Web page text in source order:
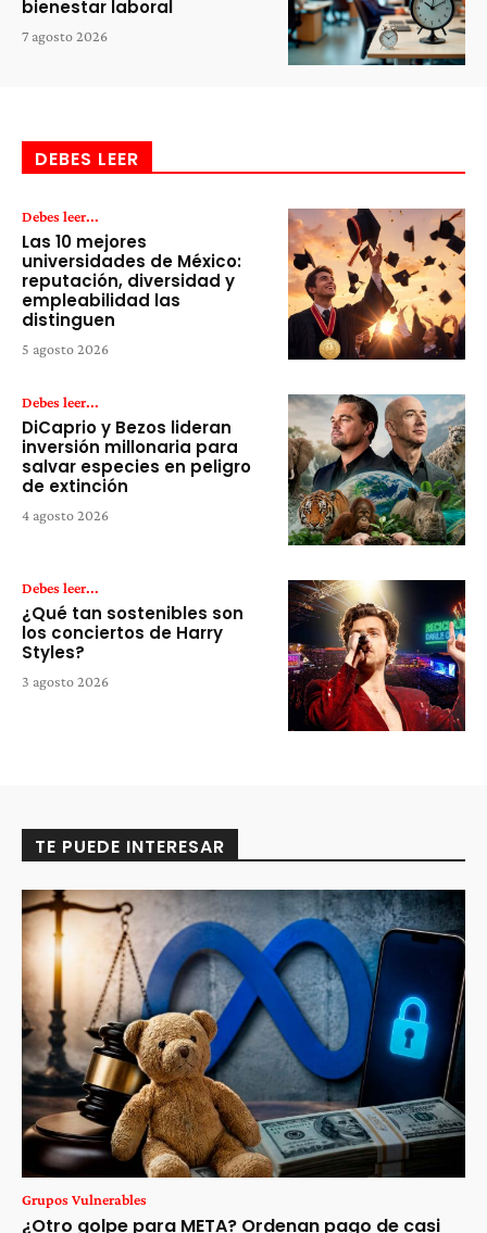
bienestar laboral
7 agosto 2026
DEBES LEER
Debes leer...
Las 10 mejores
universidades de México:
reputación, diversidad y
empleabilidad las
distinguen
5 agosto 2026
Debes leer...
DiCaprio y Bezos lideran
inversión millonaria para
salvar especies en peligro
de extinción
4 agosto 2026
Debes leer...
¿Qué tan sostenibles son
los conciertos de Harry
Styles?
3 agosto 2026
TE PUEDE INTERESAR
Grupos Vulnerables
¿Otro golpe para META? Ordenan pago de casi